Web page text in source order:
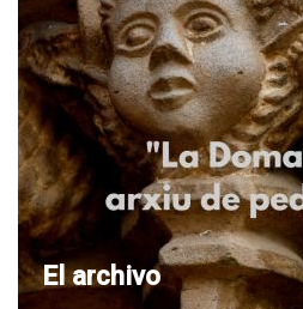
El archivo